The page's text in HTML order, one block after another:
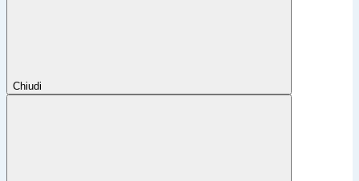
Chiudi